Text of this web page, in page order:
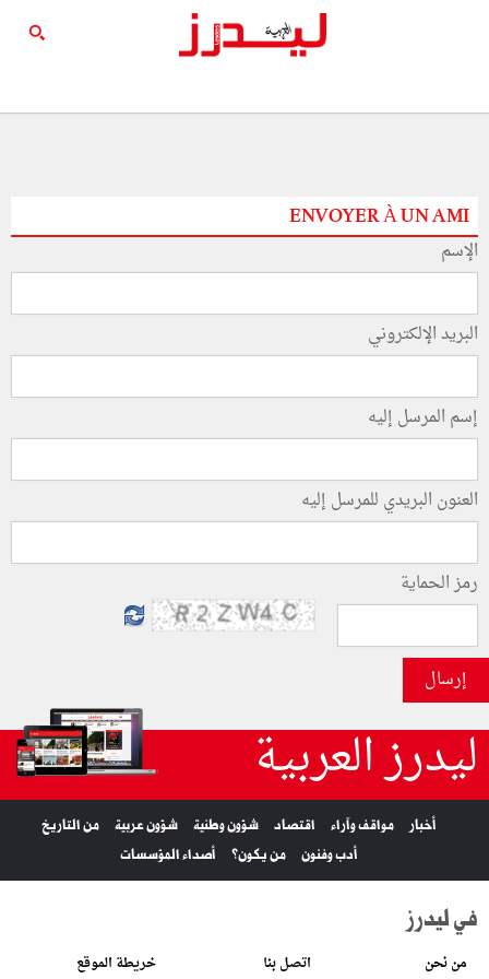
ENVOYER À UN AMI
الإسم
البريد الإلكتروني
إسم المرسل إليه
العنون البريدي للمرسل إليه
رمز الحماية
إرسال
ليدرز العربية
أخبار مواقف وآراء اقتصاد شؤون وطنية شؤون عربية
من التاريخ
أدب وفنون
من يكون؟ أصداء المؤسسات
في ليدرز
من نحن اتصل بنا خريطة الموقع